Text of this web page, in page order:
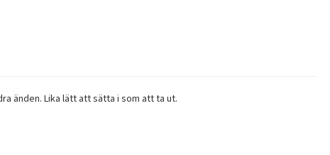
änden. Lika lätt att sätta i som att ta ut.